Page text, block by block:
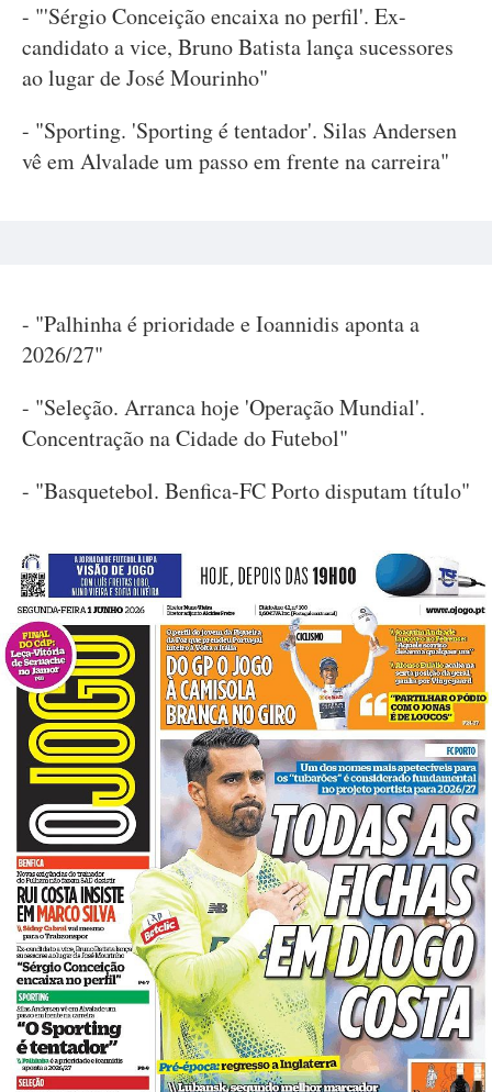
- "'Sérgio Conceição encaixa no perfil'. Ex-
candidato a vice, Bruno Batista lança sucessores
ao lugar de José Mourinho"
- "Sporting. 'Sporting é tentador'. Silas Andersen
vê em Alvalade um passo em frente na carreira"
- "Palhinha é prioridade e Ioannidis aponta a
2026/27"
- "Seleção. Arranca hoje 'Operação Mundial'.
Concentração na Cidade do Futebol"
- "Basquetebol. Benfica-FC Porto disputam título"